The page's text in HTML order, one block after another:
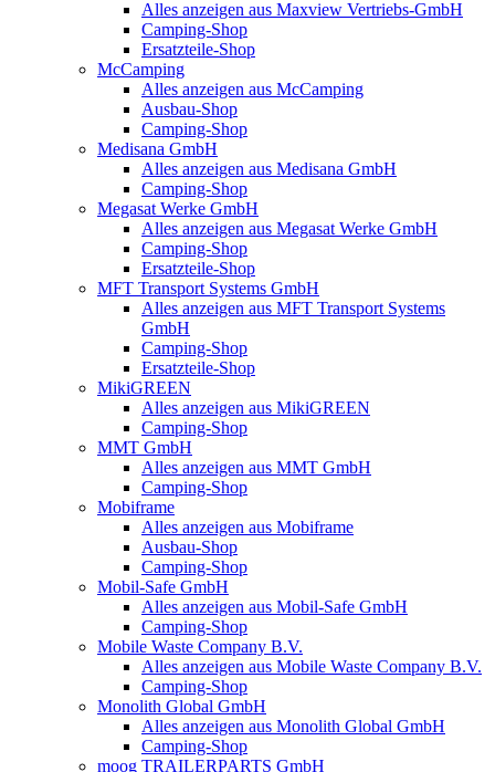
Alles anzeigen aus Maxview Vertriebs-GmbH
Camping-Shop
Ersatzteile-Shop
McCamping
Alles anzeigen aus McCamping
Ausbau-Shop
Camping-Shop
Medisana GmbH
Alles anzeigen aus Medisana GmbH
Camping-Shop
Megasat Werke GmbH
Alles anzeigen aus Megasat Werke GmbH
Camping-Shop
Ersatzteile-Shop
MFT Transport Systems GmbH
Alles anzeigen aus MFT Transport Systems
GmbH
Camping-Shop
Ersatzteile-Shop
MikiGREEN
Alles anzeigen aus MikiGREEN
Camping-Shop
MMT GmbH
Alles anzeigen aus MMT GmbH
Camping-Shop
Mobiframe
Alles anzeigen aus Mobiframe
Ausbau-Shop
Camping-Shop
Mobil-Safe GmbH
Alles anzeigen aus Mobil-Safe GmbH
Camping-Shop
Mobile Waste Company B.V.
Alles anzeigen aus Mobile Waste Company B.V.
Camping-Shop
Monolith Global GmbH
Alles anzeigen aus Monolith Global GmbH
Camping-Shop
moog TRAILERPARTS GmbH